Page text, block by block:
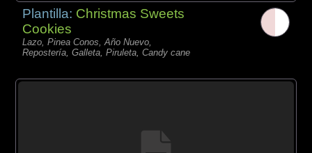
Plantilla: Christmas Sweets
Cookies
Lazo, Pinea Conos, Año Nuevo,
Repostería, Galleta, Piruleta, Candy cane